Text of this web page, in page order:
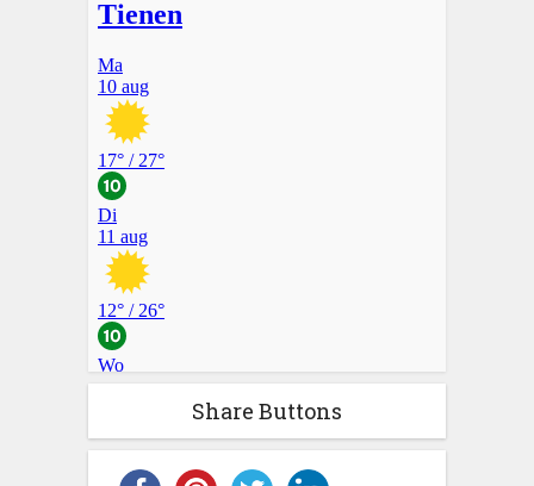
Share Buttons